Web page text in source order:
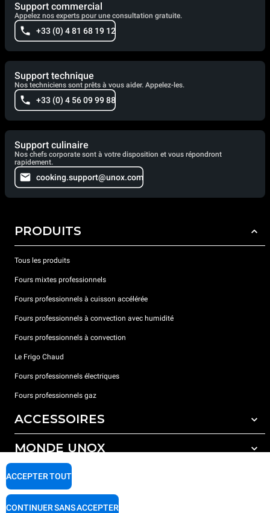
Support commercial
Appelez nos experts pour une consultation gratuite.
+33 (0) 4 81 68 19 12
Support technique
Nos techniciens sont prêts à vous aider. Appelez-les.
+33 (0) 4 56 09 99 88
Support culinaire
Nos chefs corporate sont à votre disposition et vous répondront
rapidement.
cooking.support@unox.com
PRODUITS
Tous les produits
Fours mixtes professionnels
Fours professionnels à cuisson accélérée
Fours professionnels à convection avec humidité
Fours professionnels à convection
Le Frigo Chaud
Fours professionnels électriques
Fours professionnels gaz
ACCESSOIRES
Tous les accessoires
Détergents pour lavage automatique
Détergents pour lavage manuel
Traitement de l'eau avec filtres à résine
MONDE UNOX
Nos bureaux dans le monde
SUPPORT
Garantie Unox
ACCEPTER TOUT
CONTINUER SANS ACCEPTER